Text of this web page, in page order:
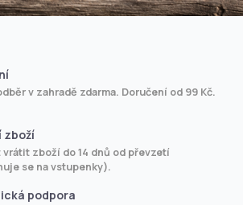
v zahradě zdarma. Doručení od 99 Kč.
zboží
vrátit zboží do 14 dnů od převzetí
se na vstupenky).
podpora